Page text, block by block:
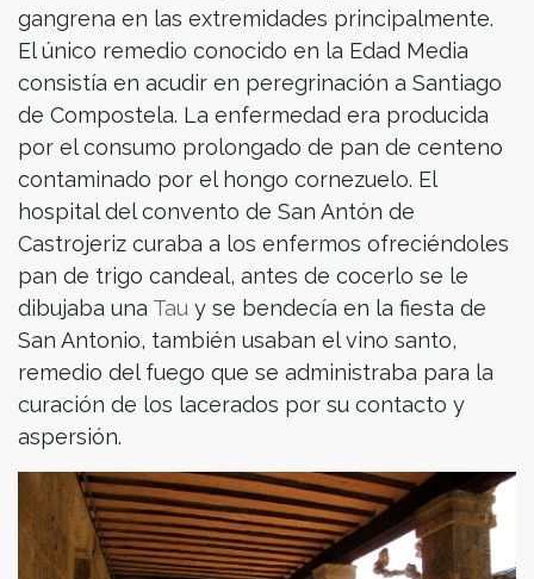
gangrena en las extremidades principalmente.
El único remedio conocido en la Edad Media
consistía en acudir en peregrinación a Santiago
de Compostela. La enfermedad era producida
por el consumo prolongado de pan de centeno
contaminado por el hongo cornezuelo. El
hospital del convento de San Antón de
Castrojeriz curaba a los enfermos ofreciéndoles
pan de trigo candeal, antes de cocerlo se le
dibujaba una Tau y se bendecía en la fiesta de
San Antonio, también usaban el vino santo,
remedio del fuego que se administraba para la
curación de los lacerados por su contacto y
aspersión.